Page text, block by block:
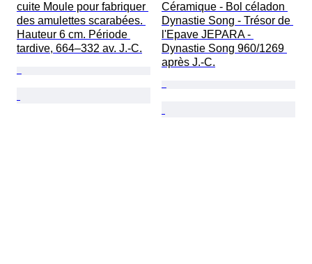
cuite Moule pour fabriquer
des amulettes scarabées.
Hauteur 6 cm. Période
tardive, 664–332 av. J.-C.
Céramique - Bol céladon
Dynastie Song - Trésor de
l'Epave JEPARA -
Dynastie Song 960/1269
après J.-C.